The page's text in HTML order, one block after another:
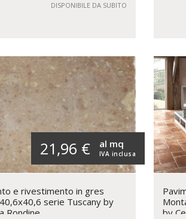
DISPONIBILE DA SUBITO
21,96 € IVA inclusa
al mq
e rivestimento in gres
serie Tuscany by
Rondine
by